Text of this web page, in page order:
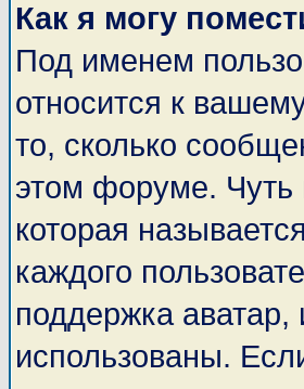
Как я могу
Под именем
относится к
то, сколько
этом форуме. Чуть
которая
каждого
поддержка аватар,
использованы.